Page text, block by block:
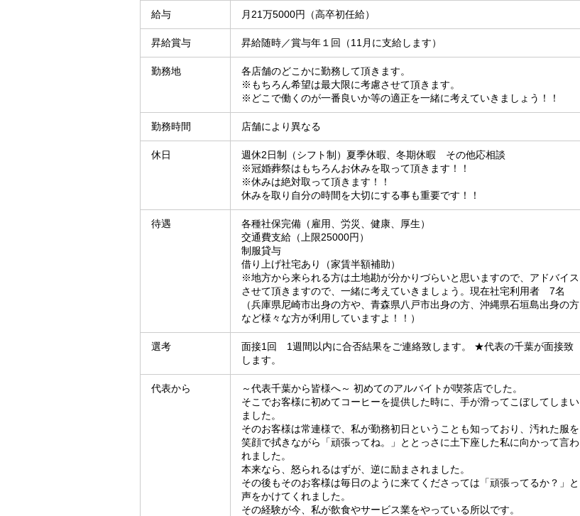
給与 月21万5000円（高卒初任給）
昇給賞与 昇給随時／賞与年１回（11月に支給します）
勤務地
各店舗のどこかに勤務して頂きます。
※もちろん希望は最大限に考慮させて頂きます。
※どこで働くのが一番良いか等の適正を一緒に考えていきましょう！！
勤務時間 店舗により異なる
休日
週休2日制（シフト制）夏季休暇、冬期休暇 その他応相談
※冠婚葬祭はもちろんお休みを取って頂きます！！
※休みは絶対取って頂きます！！
休みを取り自分の時間を大切にする事も重要です！！
待遇
各種社保完備（雇用、労災、健康、厚生）
交通費支給（上限25000円）
制服貸与
借り上げ社宅あり（家賃半額補助）
※地方から来られる方は土地勘が分かりづらいと思いますので、アドバイス
させて頂きますので、一緒に考えていきましょう。現在社宅利用者 7名
（兵庫県尼崎市出身の方や、青森県八戸市出身の方、沖縄県石垣島出身の方
など様々な方が利用していますよ！！）
選考
面接1回 1週間以内に合否結果をご連絡致します。 ★代表の千葉が面接致
します。
代表から
～代表千葉から皆様へ～ 初めてのアルバイトが喫茶店でした。
そこでお客様に初めてコーヒーを提供した時に、手が滑ってこぼしてしまい
ました。
そのお客様は常連様で、私が勤務初日ということも知っており、汚れた服を
笑顔で拭きながら「頑張ってね。」ととっさに土下座した私に向かって言わ
れました。
本来なら、怒られるはずが、逆に励まされました。
その後もそのお客様は毎日のように来てくださっては「頑張ってるか？」と
声をかけてくれました。
その経験が今、私が飲食やサービス業をやっている所以です。